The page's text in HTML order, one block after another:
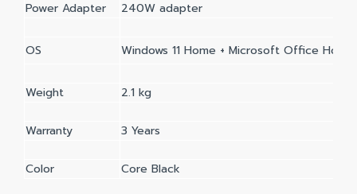
Power Adapter 240W adapter
OS Windows 11 Home + Microsoft Office
Weight 2.1 kg
Warranty 3 Years
Color Core Black